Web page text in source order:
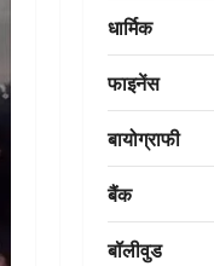
धार्मिक
फाइनेंस
बायोग्राफी
बैंक
बॉलीवुड